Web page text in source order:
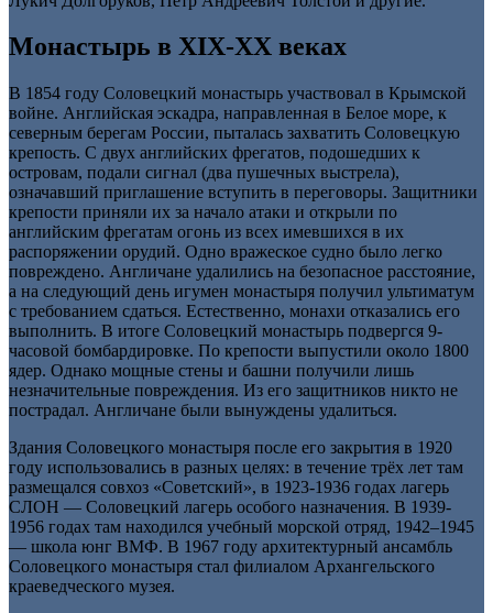
Монастырь в XIX-XX веках
В 1854 году Соловецкий монастырь участвовал в Крымской
войне. Английская эскадра, направленная в Белое море, к
северным берегам России, пыталась захватить Соловецкую
крепость. С двух английских фрегатов, подошедших к
островам, подали сигнал (два пушечных выстрела),
означавший приглашение вступить в переговоры. Защитники
крепости приняли их за начало атаки и открыли по
английским фрегатам огонь из всех имевшихся в их
распоряжении орудий. Одно вражеское судно было легко
повреждено. Англичане удалились на безопасное расстояние,
а на следующий день игумен монастыря получил ультиматум
с требованием сдаться. Естественно, монахи отказались его
выполнить. В итоге Соловецкий монастырь подвергся 9-
часовой бомбардировке. По крепости выпустили около 1800
ядер. Однако мощные стены и башни получили лишь
незначительные повреждения. Из его защитников никто не
пострадал. Англичане были вынуждены удалиться.
Здания Соловецкого монастыря после его закрытия в 1920
году использовались в разных целях: в течение трёх лет там
размещался совхоз «Советский», в 1923-1936 годах лагерь
СЛОН — Соловецкий лагерь особого назначения. В 1939-
1956 годах там находился учебный морской отряд, 1942–1945
— школа юнг ВМФ. В 1967 году архитектурный ансамбль
Соловецкого монастыря стал филиалом Архангельского
краеведческого музея.